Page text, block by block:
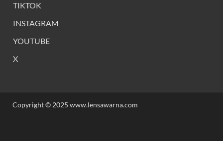
TIKTOK
INSTAGRAM
YOUTUBE
X
Copyright © 2025 www.lensawarna.com